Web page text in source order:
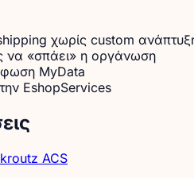
χωρίς custom
να «σπάει» η οργάνωση
MyData
EshopServices
ACS